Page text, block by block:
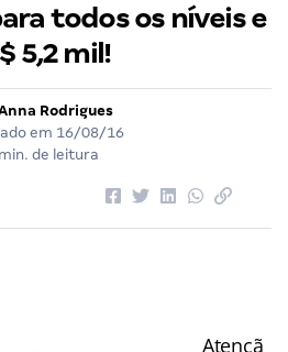
todos os níveis e
5,2 mil!
Rodrigues
em 16/08/16
de leitura
Atençã